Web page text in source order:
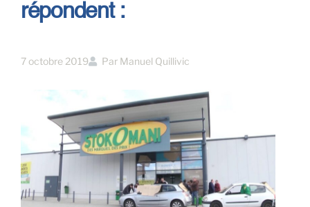
répondent :
7 octobre 2019 Par Manuel Quillivic